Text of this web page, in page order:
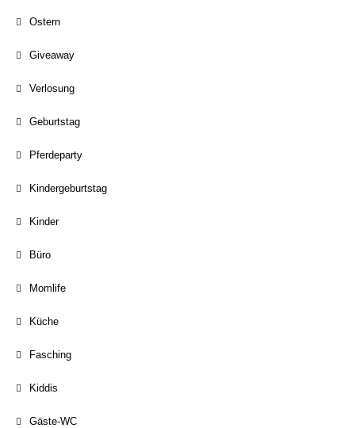
Ostern
Giveaway
Verlosung
Geburtstag
Pferdeparty
Kindergeburtstag
Kinder
Büro
Momlife
Küche
Fasching
Kiddis
Gäste-WC